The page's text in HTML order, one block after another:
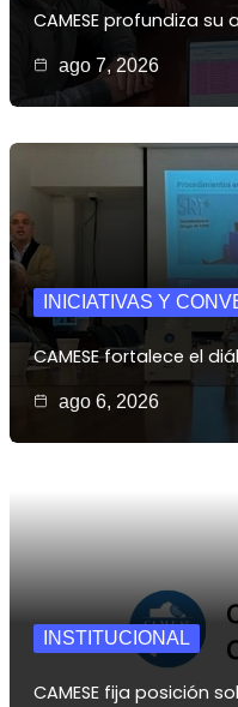
CAMESE profundiza
ago 7, 2026
INICIATIVAS Y
CAMESE fortalece el
ago 6, 2026
INSTITUCIONAL
CAMESE fija posición